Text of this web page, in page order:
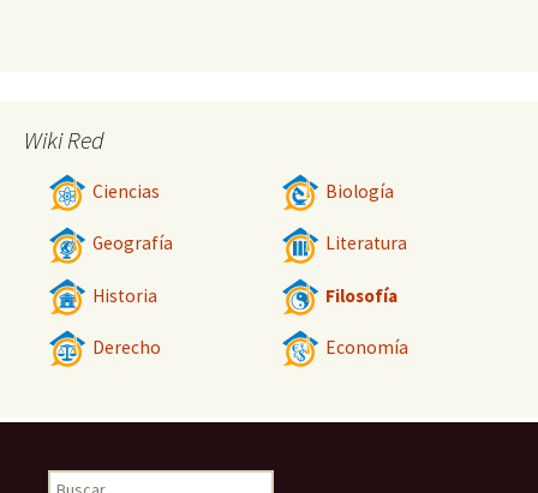
Wiki Red
Ciencias Biología
Geografía Literatura
Historia Filosofía
Derecho Economía
Buscar: